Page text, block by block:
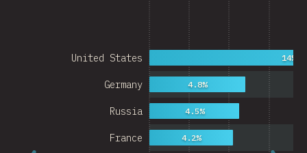
France
Russia
Germany
United States
4.2%
4.5%
4.8%
14%